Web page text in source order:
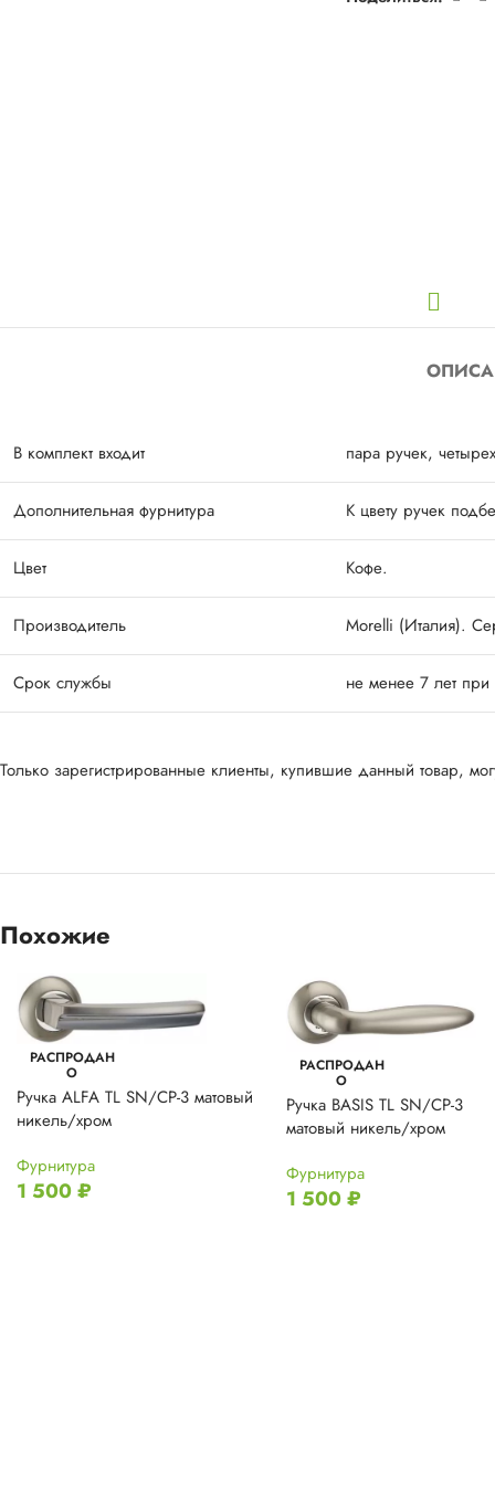
В комплект входит пара ручек,
Дополнительная фурнитура К цвету ручек
Цвет Кофе.
Производитель Morelli (Италия).
Срок службы не менее 7 лет при
Только зарегистрированные клиенты, купившие данный товар,
Похожие
РАСПРОДАН
О
Ручка ALFA TL SN/CP-3 матовый
никель/хром
Фурнитура
1 500₽
РАСПРОДАН
О
Ручка BASIS TL SN/CP-3
матовый никель/хром
Фурнитура
1 500₽